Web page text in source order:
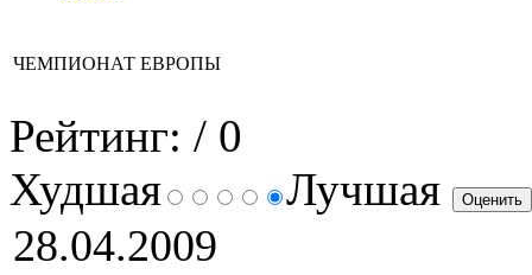
ЧЕМПИОНАТ ЕВРОПЫ
Рейтинг: / 0
Худшая
Лучшая
28.04.2009